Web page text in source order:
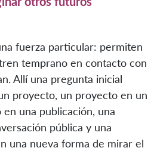
fuerza particular: permiten
temprano en contacto con
Allí una pregunta inicial
proyecto, un proyecto en un
una publicación, una
pública y una
una nueva forma de mirar el